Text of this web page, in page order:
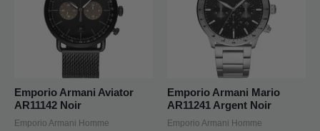
Emporio Armani Aviator
AR11142 Noir
Emporio Armani Homme
Emporio Armani Mario
AR11241 Argent Noir
Emporio Armani Homme